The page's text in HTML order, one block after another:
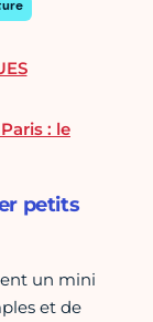
: le
petits
un mini
et de